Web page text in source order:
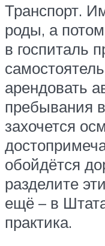
Транспорт.
роды, а
в госпиталь
арендовать
пребывания
захочется
обойдётся
разделите
ещё – в
практика.